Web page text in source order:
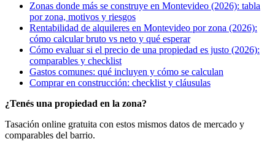
Zonas donde más se construye en Montevideo (2026): tabla
por zona, motivos y riesgos
Rentabilidad de alquileres en Montevideo por zona (2026):
cómo calcular bruto vs neto y qué esperar
Cómo evaluar si el precio de una propiedad es justo (2026):
comparables y checklist
Gastos comunes: qué incluyen y cómo se calculan
Comprar en construcción: checklist y cláusulas
¿Tenés una propiedad en la zona?
Tasación online gratuita con estos mismos datos de mercado y
comparables del barrio.